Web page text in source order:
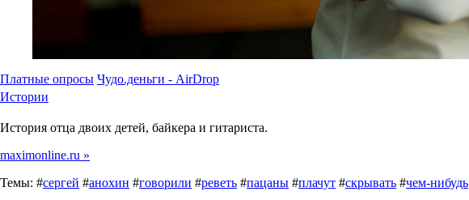
Платные опросы Чудо.деньги - AirDrop
Истории
История отца двоих детей, байкера и гитариста.
maximonline.ru »
Темы: #сергей #анохин #говорили #реветь #пацаны #плачут #скрывать #чем-нибудь